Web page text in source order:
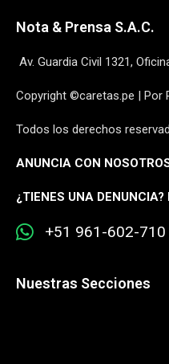
Nota & Prensa S.A.C.
Av. Guardia Civil 1321,
Copyright ©caretas.pe | Por
Todos los derechos
ANUNCIA CON
¿TIENES UNA DENUNCIA?
+51 961-602-710
Nuestras Secciones